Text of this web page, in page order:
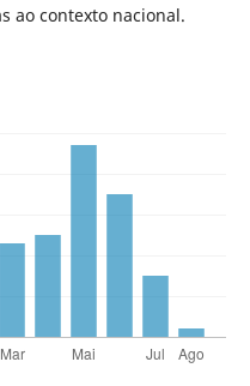
ao contexto nacional.